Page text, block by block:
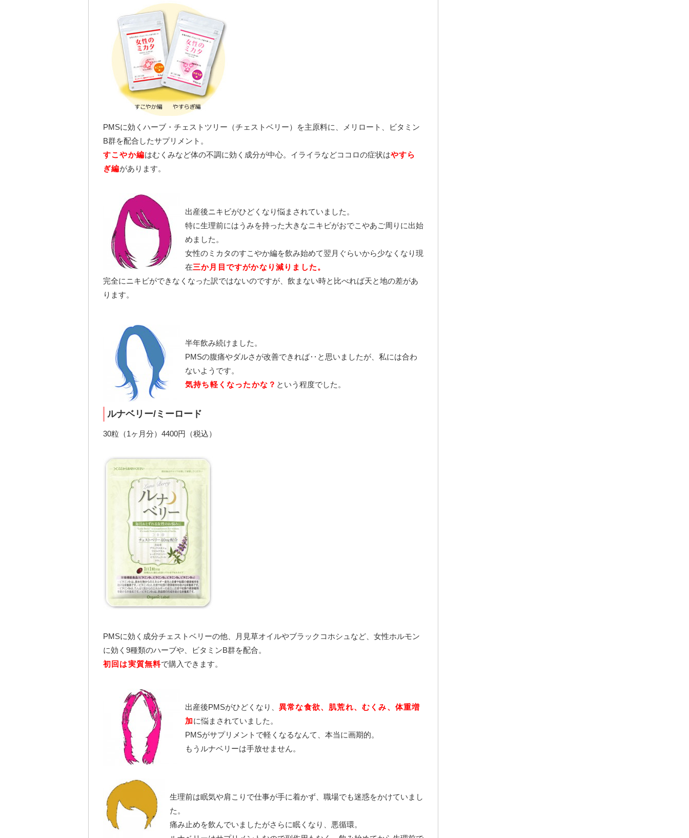
PMSに効くハーブ・チェストツリー（チェストベリー）を主原料に、メリロート、ビタミン
B群を配合したサプリメント。
すこやか編はむくみなど体の不調に効く成分が中心。イライラなどココロの症状はやすら
ぎ編があります。
出産後ニキビがひどくなり悩まされていました。
特に生理前にはうみを持った大きなニキビがおでこやあご周りに出始
めました。
女性のミカタのすこやか編を飲み始めて翌月ぐらいから少なくなり現
在三か月目ですがかなり減りました。
完全にニキビができなくなった訳ではないのですが、飲まない時と比べれば天と地の差があ
ります。
半年飲み続けました。
PMSの腹痛やダルさが改善できれば‥と思いましたが、私には合わ
ないようです。
気持ち軽くなったかな？ という程度でした。
ルナベリー/ミーロード
30粒（1ヶ月分）4400円（税込）
PMSに効く成分チェストベリーの他、月見草オイルやブラックコホシュなど、女性ホルモン
に効く9種類のハーブや、ビタミンB群を配合。
初回は実質無料で購入できます。
出産後PMSがひどくなり、 異常な食欲、肌荒れ、むくみ、体重増
加に悩まされていました。
PMSがサプリメントで軽くなるなんて、本当に画期的。
もうルナベリーは手放せません。
生理前は眠気や肩こりで仕事が手に着かず、職場でも迷惑をかけていまし
た。
痛み止めを飲んでいましたがさらに眠くなり、悪循環。